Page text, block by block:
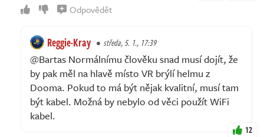
Odpovědět
Reggie-Kray středa, 5. 1., 17:39
@Bartas Normálnímu člověku snad musí dojít, že
by pak měl na hlavě místo VR brýlí helmu z
Dooma. Pokud to má být nějak kvalitní, musí tam
být kabel. Možná by nebylo od věci použít WiFi
kabel.
12